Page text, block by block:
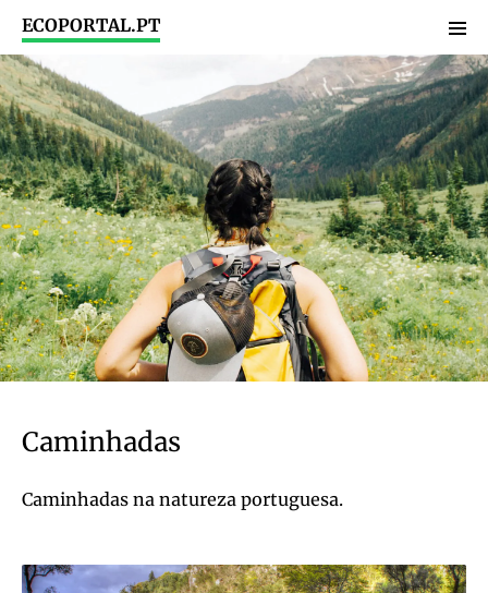
ECOPORTAL.PT
Caminhadas
Caminhadas na natureza portuguesa.